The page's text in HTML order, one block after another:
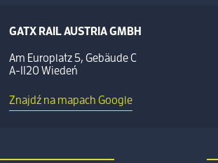
GATX RAIL AUSTRIA GMBH
Am Europlatz 5, Gebäude C
A-1120 Wiedeń
Znajdź na mapach Google